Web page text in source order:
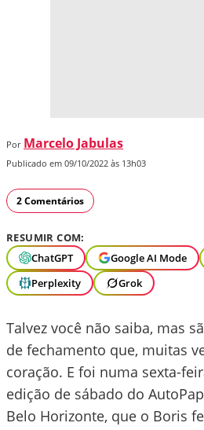
Por Marcelo Jabulas
Publicado em 09/10/2022 às 13h03
2 Comentários
RESUMIR COM:
ChatGPT
Google AI Mode
Perplexity
Grok
Talvez você não saiba, mas
de fechamento que, muitas
coração. E foi numa sexta-
edição de sábado do
Belo Horizonte, que o Boris